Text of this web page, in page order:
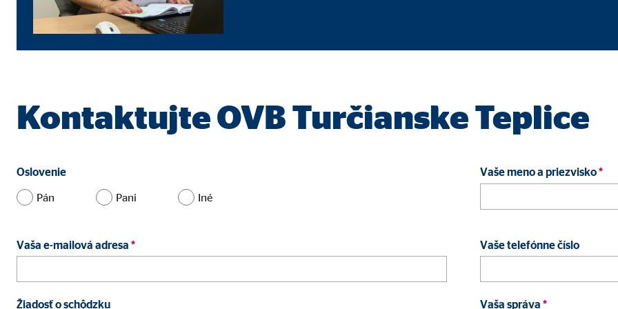
Kontaktujte OVB Turčianske Teplice
Oslovenie
Pán Pani Iné
Vaše meno a priezvisko*
Vaša e-mailová adresa * Vaše telefónne číslo
Žiadosť o schôdzku
Vaša správa *
Označenie:
Obsah z video- a mapových platforiem je predvolene blokovaný. Ak sú akceptované cookies z externých médií, prístup k
Označenie: youtube
Poskytovateľ: Google Ireland Ltd.